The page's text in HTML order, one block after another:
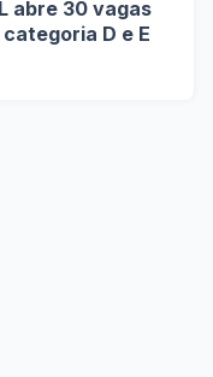
abre 30 vagas
D e E